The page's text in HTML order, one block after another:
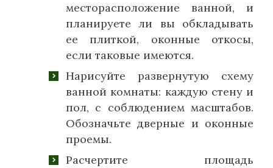
месторасположение ванной, и
планируете ли вы обкладывать
ее плиткой, оконные откосы,
если таковые имеются.
Нарисуйте развернутую схему
ванной комнаты: каждую стену и
пол, с соблюдением масштабов.
Обозначьте дверные и оконные
проемы.
Расчертите площадь